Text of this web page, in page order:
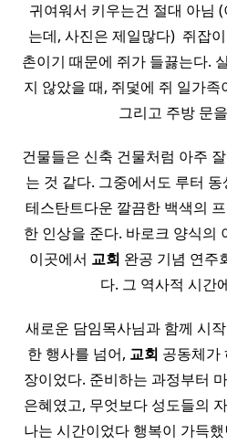
귀여워서 키우는건 절대 아님
는데, 사진은 제일많다) ​ 쥐잡
촌이기 때문에 쥐가 들끓는다.
지 않았을 때, 쥐덫에 쥐 일가
그리고 주방 문
건물들은 신축 건물처럼 아주
는 것 같다. 그중에서도 루터
테스탄트다운 깔끔한 백색의
한 인상을 준다. 바로크 양식의
이곳에서 교회 완공 기념 연주
다. 그 역사적 시간
새로운 담임목사님과 함께 시
한 행사를 넘어, 교회 공동체가
장이었다. 준비하는 과정부터
은혜였고, 무엇보다 성도들의
나는 시간이었다 행복이 가득